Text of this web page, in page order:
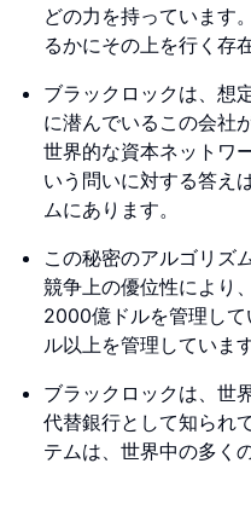
どの力を持っています
るかにその上を行く存
ブラックロックは、想
に潜んでいるこの会社
世界的な資本ネットワ
いう問いに対する答え
ムにあります。
この秘密のアルゴリズ
競争上の優位性により
2000億ドルを管理し
ル以上を管理しています
ブラックロックは、世
代替銀行として知られ
テムは、世界中の多く